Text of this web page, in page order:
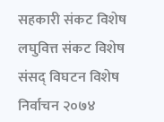
सहकारी संकट विशेष
लघुवित्त संकट विशेष
संसद् विघटन विशेष
निर्वाचन २०७४